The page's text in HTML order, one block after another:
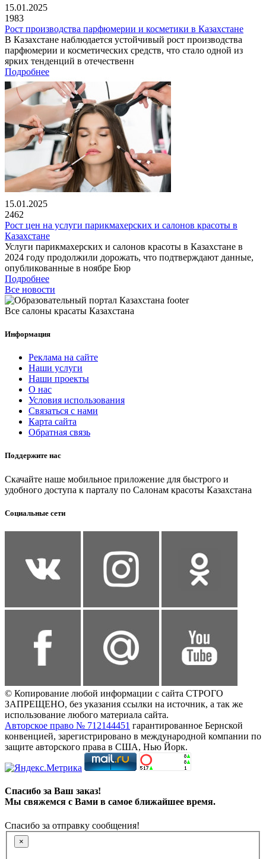
15.01.2025
1983
Рост производства парфюмерии и косметики в Казахстане
В Казахстане наблюдается устойчивый рост производства
парфюмерии и косметических средств, что стало одной из
ярких тенденций в отечественн
Подробнее
15.01.2025
2462
Рост цен на услуги парикмахерских и салонов красоты в
Казахстане
Услуги парикмахерских и салонов красоты в Казахстане в
2024 году продолжили дорожать, что подтверждают данные,
опубликованные в ноябре Бюр
Подробнее
Все новости
Все салоны красаты Казахстана
Информация
Реклама на сайте
Наши услуги
Наши проекты
О нас
Условия использования
Связаться с нами
Карта сайта
Обратная связь
Поддержите нас
Скачайте наше мобильное приложение для быстрого и
удобного доступа к парталу по Салонам красоты Казахстана
Социальные сети
© Копирование любой информации с сайта СТРОГО
ЗАПРЕЩЕНО, без указания ссылки на источник, а так же
использование любого материала сайта.
Авторское право № 712144451 гарантированное Бернской
конвенцией, зарегистрировано в международной компании по
защите авторского права в США, Нью Йорк.
Спасибо за Ваш заказ!
Мы свяжемся с Вами в самое ближайшее время.
Спасибо за отправку сообщения!
×